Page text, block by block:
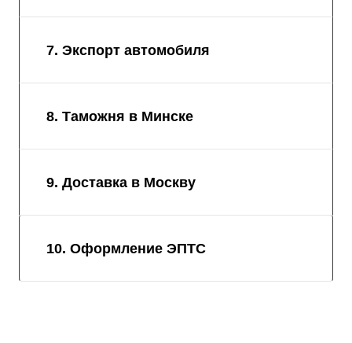
7. Экспорт автомобиля
8. Таможня в Минске
9. Доставка в Москву
10. Оформление ЭПТС